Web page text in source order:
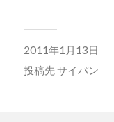
2011年1月13日
投稿先サイパン